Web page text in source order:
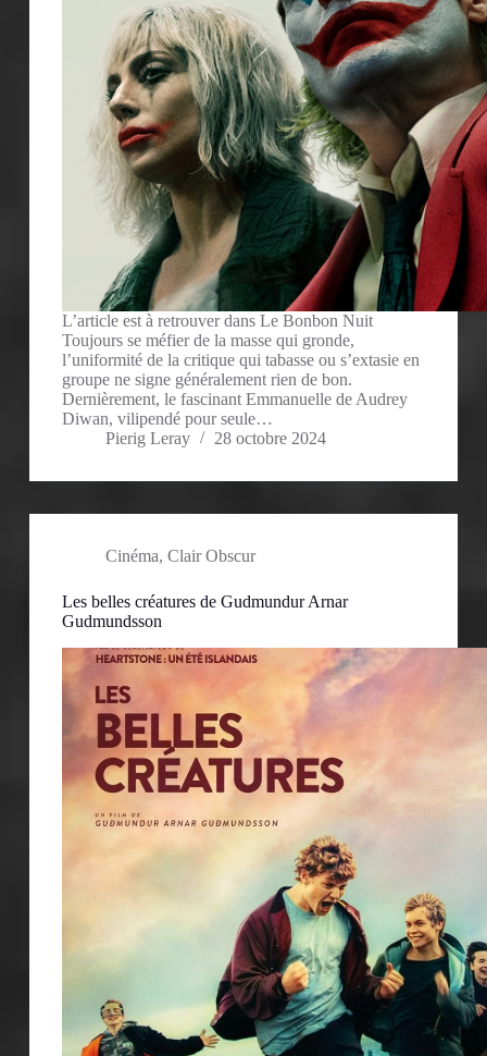
L’article est à retrouver dans Le Bonbon Nuit
Toujours se méfier de la masse qui gronde,
l’uniformité de la critique qui tabasse ou s’extasie en
groupe ne signe généralement rien de bon.
Dernièrement, le fascinant Emmanuelle de Audrey
Diwan, vilipendé pour seule…
Pierig Leray
28 octobre 2024
Cinéma, Clair Obscur
Les belles créatures de Gudmundur Arnar
Gudmundsson